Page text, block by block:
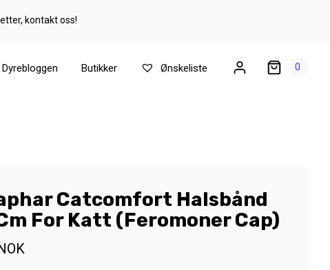
kontakt oss!
0
Dyrebloggen Butikker Ønskeliste
Catcomfort Halsbånd
For Katt (Feromoner Cap)